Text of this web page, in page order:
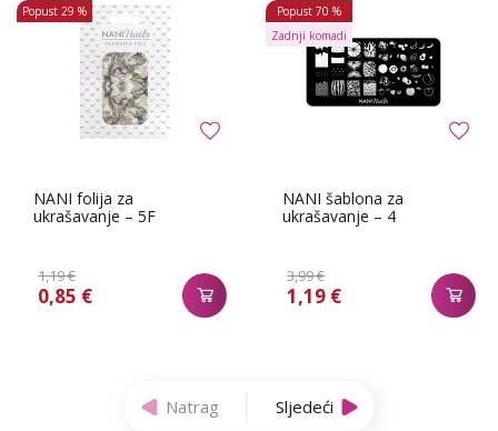
NANI folija za
ukrašavanje – 5F
1,19 €
0,85 €
Popust 29 %
NANI šablona za
ukrašavanje – 4
3,99 €
1,19 €
Popust 70 %
Zadnji komadi
Natrag Sljedeći